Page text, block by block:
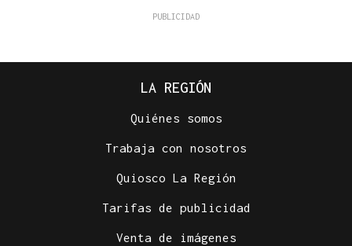
LA REGIÓN
Quiénes somos
Trabaja con nosotros
Quiosco La Región
Tarifas de publicidad
Venta de imágenes